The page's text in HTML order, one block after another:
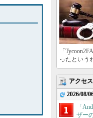
「
ったという
アクセ
2026/08/
「
ザー